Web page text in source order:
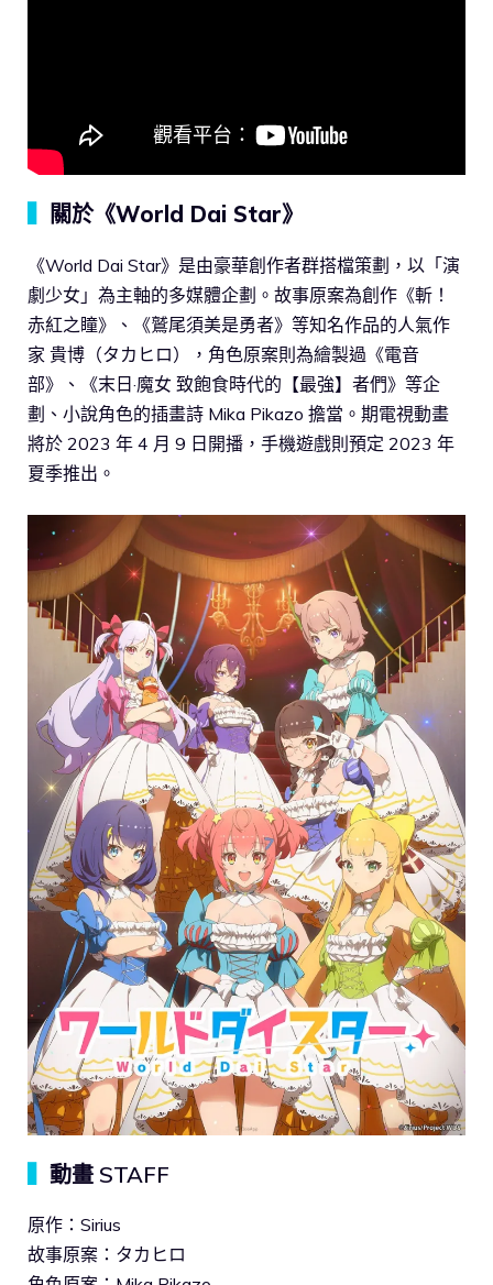
關於《World Dai Star》
《World Dai Star》是由豪華創作者群搭檔策劃，以「演
劇少女」為主軸的多媒體企劃。故事原案為創作《斬！
赤紅之瞳》、《鷲尾須美是勇者》等知名作品的人氣作
家 貴博（タカヒロ），角色原案則為繪製過《電音
部》、《末日·魔女 致飽食時代的【最強】者們》等企
劃、小說角色的插畫詩 Mika Pikazo 擔當。期電視動畫
將於 2023 年 4 月 9 日開播，手機遊戲則預定 2023 年
夏季推出。
動畫 STAFF
原作：Sirius
故事原案：タカヒロ